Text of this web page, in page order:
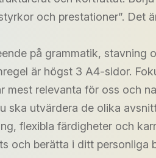
och prestationer”.
på grammatik,
är högst 3 A4-sidor.
mest relevanta för oss och
ska utvärdera de olika
flexibla färdigheter och
och berätta i ditt